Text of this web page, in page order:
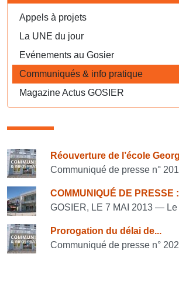
Appels à projets
La UNE du jour
Evénements au Gosier
Communiqués & info pratique
Magazine Actus GOSIER
Consulter également
Réouverture de l’école
Communiqué de presse n°
COMMUNIQUÉ DE PRESSE
GOSIER, LE 7 MAI 2013 — Le
Prorogation du délai de...
Communiqué de presse n°